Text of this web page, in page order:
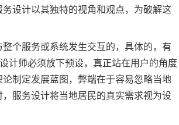
设计以其独特的视角和观点，为破解这
个服务或系统发生交互的，具体的，有
计师必须放下预设，真正站在用户的角度
制定发展蓝图，弊端在于容易忽略当地
服务设计将当地居民的真实需求视为设